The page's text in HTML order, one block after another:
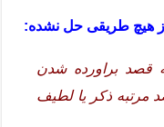
هیچ طریقی حل نشده:
قصد براورده شدن
مرتبه ذکر یا لطیف